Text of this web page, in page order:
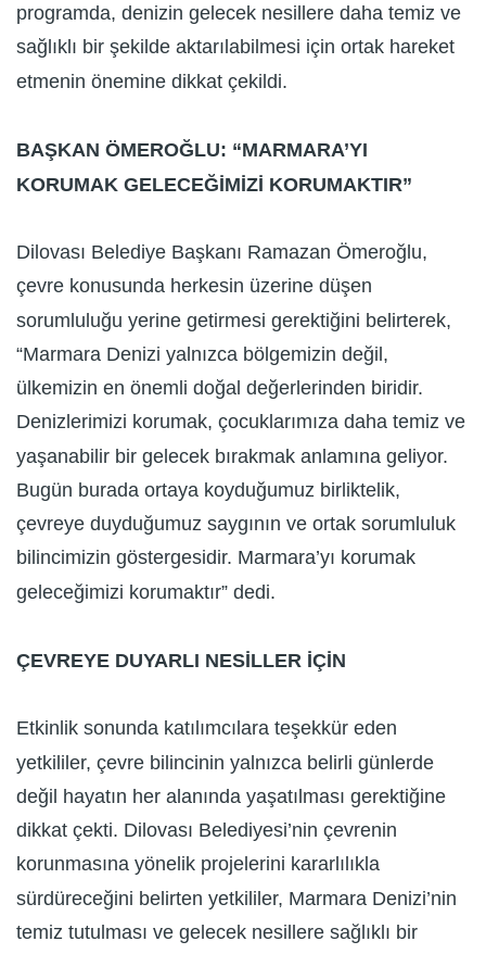
programda, denizin gelecek nesillere daha temiz ve
sağlıklı bir şekilde aktarılabilmesi için ortak hareket
etmenin önemine dikkat çekildi.
BAŞKAN ÖMEROĞLU: “MARMARA’YI
KORUMAK GELECEĞİMİZİ KORUMAKTIR”
Dilovası Belediye Başkanı Ramazan Ömeroğlu,
çevre konusunda herkesin üzerine düşen
sorumluluğu yerine getirmesi gerektiğini belirterek,
“Marmara Denizi yalnızca bölgemizin değil,
ülkemizin en önemli doğal değerlerinden biridir.
Denizlerimizi korumak, çocuklarımıza daha temiz ve
yaşanabilir bir gelecek bırakmak anlamına geliyor.
Bugün burada ortaya koyduğumuz birliktelik,
çevreye duyduğumuz saygının ve ortak sorumluluk
bilincimizin göstergesidir. Marmara’yı korumak
geleceğimizi korumaktır” dedi.
ÇEVREYE DUYARLI NESİLLER İÇİN
Etkinlik sonunda katılımcılara teşekkür eden
yetkililer, çevre bilincinin yalnızca belirli günlerde
değil hayatın her alanında yaşatılması gerektiğine
dikkat çekti. Dilovası Belediyesi’nin çevrenin
korunmasına yönelik projelerini kararlılıkla
sürdüreceğini belirten yetkililer, Marmara Denizi’nin
temiz tutulması ve gelecek nesillere sağlıklı bir